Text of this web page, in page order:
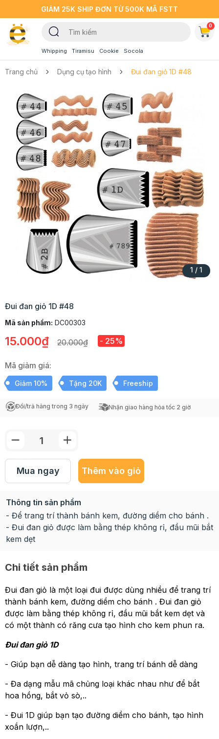
GIẢM 25K SHIP ĐƠN TỪ 500K MÃ FSTT
Whipping Tiramisu Cookie Socola
0
Trang chủ Dụng cụ tạo hình Đui đan giỏ 1D #48
1 / 1
Đui đan giỏ 1D #48
Mã sản phẩm: DC00303
15.000₫ 20.000₫ - 25%
Mã giảm giá:
Giảm 10% Tặng 20K Freeship
Đổi/trả hàng trong 3 ngày Nhận giao hàng hỏa tốc 2 giờ
Mua ngay Thêm vào giỏ
Thông tin sản phẩm
- Để trang trí thành bánh kem, đường diềm cho bánh .
- Đui đan giỏ được làm bằng thép không rỉ, đầu mũi bắt
kem dẹt
Chi tiết sản phẩm
Đui đan giỏ là một loại đui được dùng nhiều để trang trí
thành bánh kem, đường diềm cho bánh . Đui đan giỏ
được làm bằng thép không rỉ, đầu mũi bắt kem dẹt và
có một thành có răng cưa tạo hình cho kem phun ra.
Đui đan giỏ 1D
- Giúp bạn dễ dàng tạo hình, trang trí bánh dễ dàng
- Đa dạng mẫu mã chủng loại khác nhau như để bắt
hoa hồng, bắt vỏ sò,..
- Đui 1D giúp bạn tạo đường diềm cho bánh, tạo hình
xoắn lượn,..